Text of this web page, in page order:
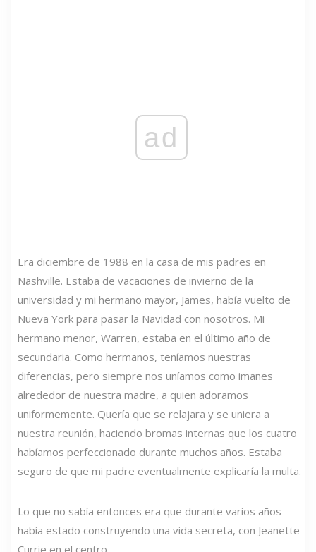
ad
Era diciembre de 1988 en la casa de mis padres en
Nashville. Estaba de vacaciones de invierno de la
universidad y mi hermano mayor, James, había vuelto de
Nueva York para pasar la Navidad con nosotros. Mi
hermano menor, Warren, estaba en el último año de
secundaria. Como hermanos, teníamos nuestras
diferencias, pero siempre nos uníamos como imanes
alrededor de nuestra madre, a quien adoramos
uniformemente. Quería que se relajara y se uniera a
nuestra reunión, haciendo bromas internas que los cuatro
habíamos perfeccionado durante muchos años. Estaba
seguro de que mi padre eventualmente explicaría la multa.
Lo que no sabía entonces era que durante varios años
había estado construyendo una vida secreta, con Jeanette
Currie en el centro.